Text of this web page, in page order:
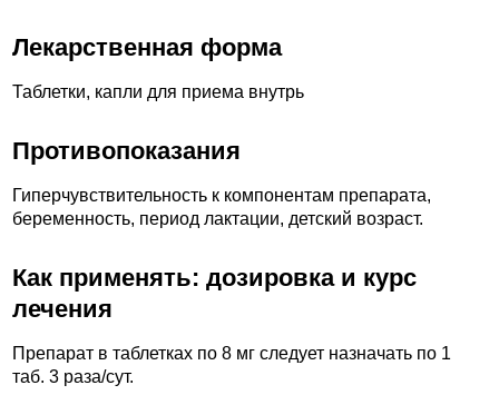
Лекарственная форма
Таблетки, капли для приема внутрь
Противопоказания
Гиперчувствительность к компонентам препарата,
беременность, период лактации, детский возраст.
Как применять: дозировка и курс
лечения
Препарат в таблетках по 8 мг следует назначать по 1
таб. 3 раза/сут.